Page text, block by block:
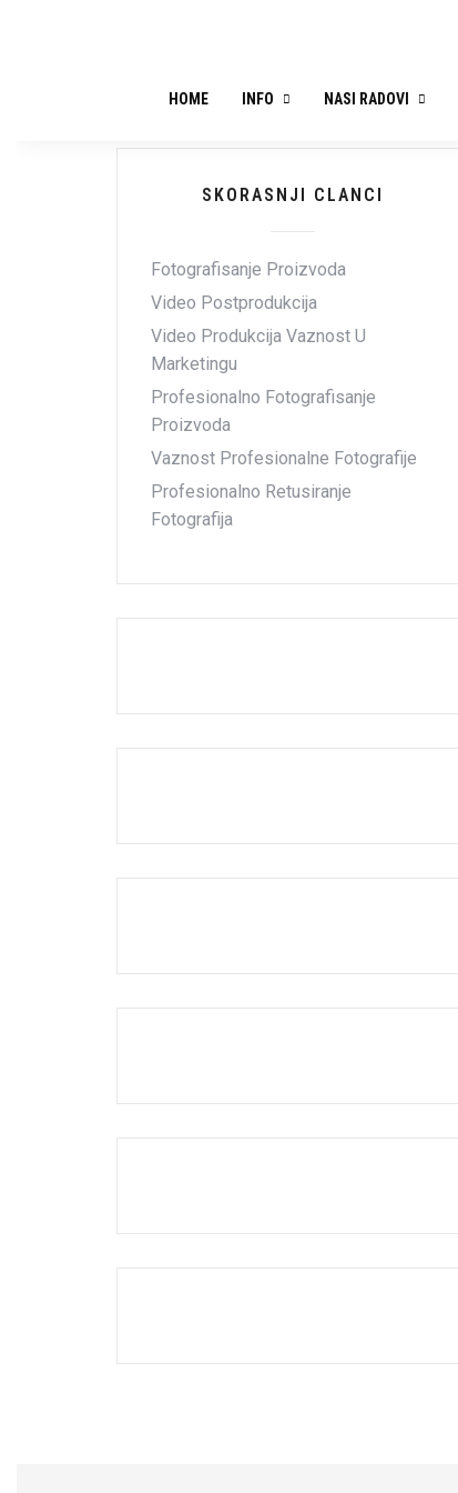
HOME INFO NASI RADOVI
SKORASNJI CLANCI
Fotografisanje Proizvoda
Video Postprodukcija
Video Produkcija Vaznost U
Marketingu
Profesionalno Fotografisanje
Proizvoda
Vaznost Profesionalne Fotografije
Profesionalno Retusiranje
Fotografija